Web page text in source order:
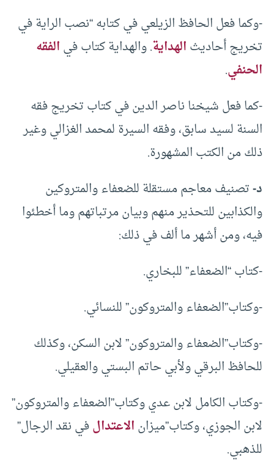
-وكما فعل الحافظ الزيلعي في كتابه “نصب الراية في
تخريج أحاديثالهداية. والهداية كتاب فيالفقه
الحنفي.
-كما فعل شيخنا ناصر الدين في كتاب تخريج فقه
السنة لسيد سابق، وفقه السيرة لمحمد الغزالي وغير
ذلك من الكتب المشهورة.
د-تصنيف معاجم مستقلة للضعفاء والمتروكين
والكذابين للتحذير منهم وبيان مرتباتهم وما أخطئوا
فيه، ومن أشهر ما ألف في ذلك:
-كتاب “الضعفاء” للبخاري.
-وكتاب”الضعفاء والمتروكون” للنسائي.
-وكتاب”الضعفاء والمتروكون” لابن السكن، وكذلك
للحافظ البرقي ولأبي حاتم البستي والعقيلي.
-وكتاب الكامل لابن عدي وكتاب”الضعفاء والمتروكون”
لابن الجوزي، وكتاب”ميزانالاعتدالفي نقد الرجال”
للذهبي.